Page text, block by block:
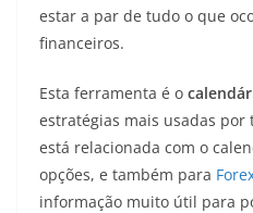
estar a par de tudo o que
financeiros.
Esta ferramenta é o
estratégias mais usadas
está relacionada com o
opções, e também para
informação muito útil para